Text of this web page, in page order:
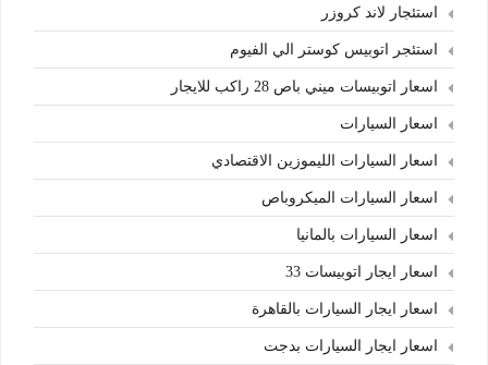
استئجار لاند كروزر
استئجر اتوبيس كوستر الي الفيوم
اسعار اتوبيسات ميني باص 28 راكب للايجار
اسعار السيارات
اسعار السيارات الليموزين الاقتصادي
اسعار السيارات الميكروباص
اسعار السيارات بالمانيا
اسعار ايجار اتوبيسات 33
اسعار ايجار السيارات بالقاهرة
اسعار ايجار السيارات بدجت